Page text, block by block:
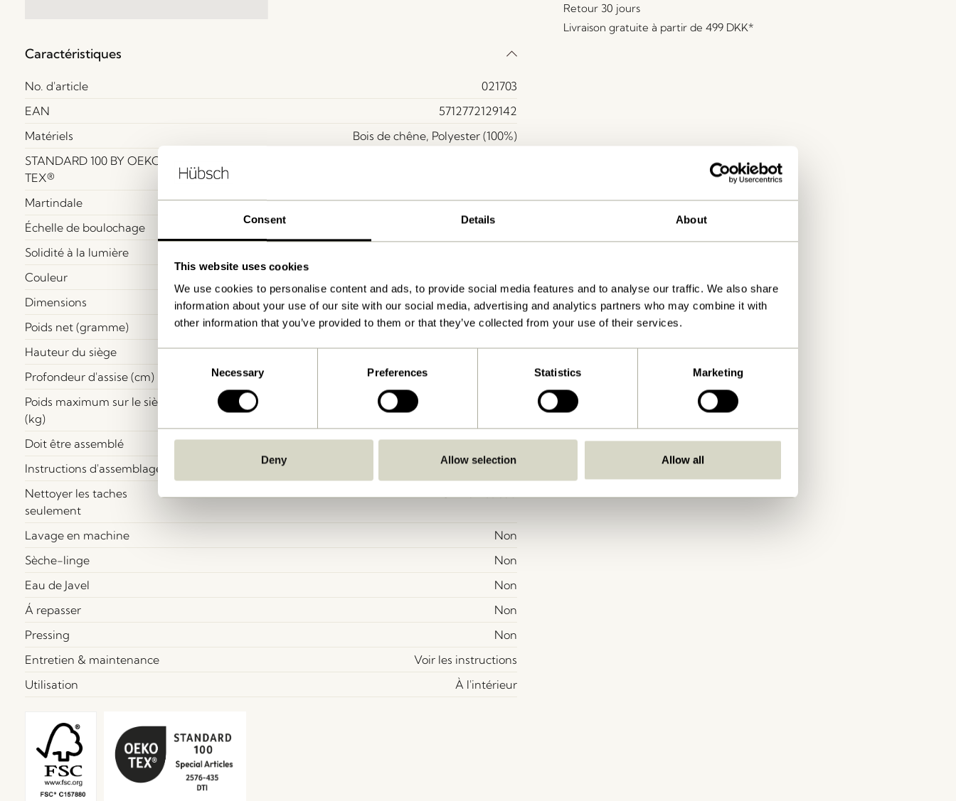
Consent Details About
This website uses cookies
We use cookies to personalise content and ads, to provide social media features and to analyse our traffic. We also share
information about your use of our site with our social media, advertising and analytics partners who may combine it with
other information that you’ve provided to them or that they’ve collected from your use of their services.
Necessary Preferences Statistics Marketing
Deny Allow selection Allow all
Caractéristiques
No. d'article
021703
EAN
5712772129142
Matériels
Bois de chêne, Polyester (100%)
STANDARD 100 BY OEKO-
TEX®
Martindale
100000
Échelle de boulochage
Solidité à la lumière
Couleur
Dimensions
257x89xh80cm
Poids net (gramme)
70.000
Hauteur du siège
40
Profondeur d'assise (cm)
Poids maximum sur le siège
(kg)
Doit être assemblé
Oui
Instructions d'assemblage
Télécharger
Nettoyer les taches
seulement
Lavage en machine
Non
Sèche-linge
Non
Eau de Javel
Non
Á repasser
Non
Pressing
Non
Entretien & maintenance
Voir les instructions
Utilisation
À l'intérieur
Retour 30 jours
Livraison gratuite à partir de 499 DKK*